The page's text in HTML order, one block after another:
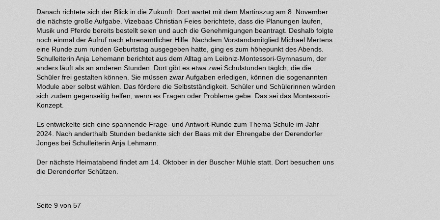
Danach richtete sich der Blick in die Zukunft: Dort wartet mit dem Martinszug am 8. November
die nächste große Aufgabe. Vizebaas Christian Feies berichtete, dass die Planungen laufen,
Musik und Pferde bereits bestellt seien und auch die Genehmigungen beantragt. Deshalb folgte
noch einmal der Aufruf nach ehrenamtlicher Hilfe. Nachdem Vorstandsmitglied Michael Mertens
eine Runde zum runden Geburtstag ausgegeben hatte, ging es zum höhepunkt des Abends.
Schulleiterin Anja Lehemann berichtet aus dem Alltag am Leibniz-Montessori-Gymnasum, der
anders läuft als an anderen Stunden. Dort gibt es etwa zwei Schulstunden täglch, die die
Schüler frei gestalten können. Sie müssen zwar Aufgaben erledigen, können die sogenannten
Module aber selbst wählen. Das fördere die Selbstständigkeit. Schüler und Schülerinnen würden
sich zudem gegenseitig helfen, wenn es Fragen oder Probleme gebe. Das sei das Montessori-
Konzept.
Es entwickelte sich eine spannende Frage- und Antwort-Runde zum Thema Schule im Jahr
2024. Nach anderthalb Stunden bedankte sich der Baas mit der Ehrengabe der Derendorfer
Jonges bei Schulleiterin Anja Lehmann.
Der nächste Heimatabend findet am 14. Oktober in der Buscher Mühle statt. Dort besuchen uns
die Derendorfer Schützen.
Seite 9 von 57